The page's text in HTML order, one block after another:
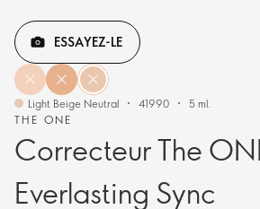
THE ONE
Correcteur The
Everlasting Sync
ESSAYEZ-LE
Light Beige Neutral 41990 5 ml.